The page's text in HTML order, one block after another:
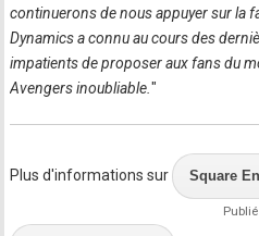
continuerons de nous appuyer sur la
Dynamics a connu au cours des
impatients de proposer aux fans du
Avengers inoubliable."
Plus d'informations sur Square